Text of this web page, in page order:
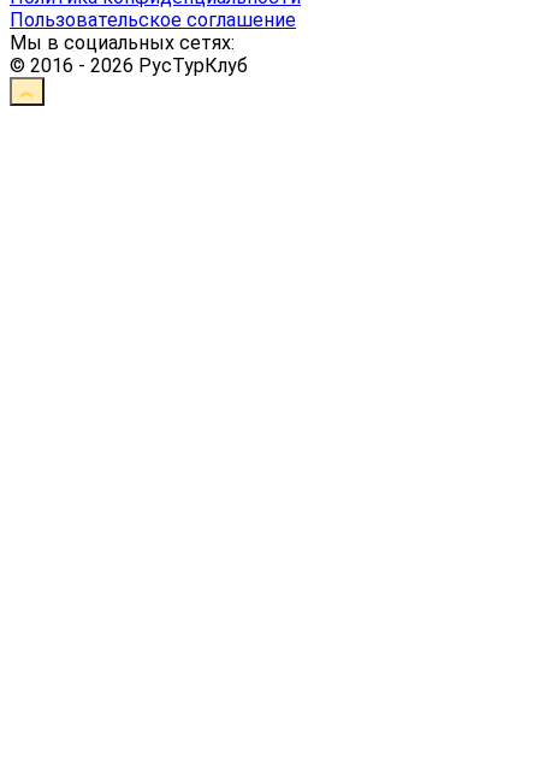
Пользовательское соглашение
Мы в социальных сетях:
© 2016 - 2026 РусТурКлуб